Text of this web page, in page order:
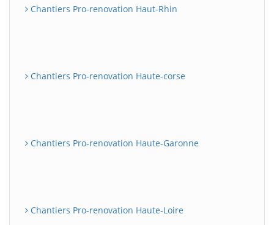
Chantiers Pro-renovation Haut-Rhin
Chantiers Pro-renovation Haute-corse
Chantiers Pro-renovation Haute-Garonne
Chantiers Pro-renovation Haute-Loire